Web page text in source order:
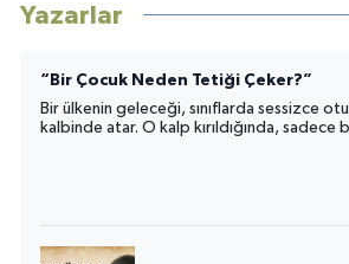
Yazarlar
“Bir Çocuk Neden Tetiği Çeker?”
Bir ülkenin geleceği, sınıflarda sessizce
kalbinde atar. O kalp kırıldığında,